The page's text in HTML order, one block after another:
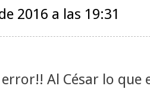
2016 a las 19:31
Al César lo que